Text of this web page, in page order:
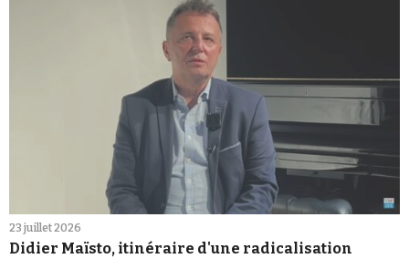
23 juillet 2026
Didier Maïsto, itinéraire d'une radicalisation